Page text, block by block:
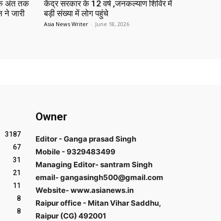
के अंत तक
ने जारी
केंद्र सरकार के 12 वर्ष ,जनकल्याण शिविर में
बड़ी संख्या में लोग पहुंचे
Asia News Writer - June 18, 2026
3187
67
31
21
11
8
8
Owner
Editor - Ganga prasad Singh
Mobile - 9329483499
Managing Editor- santram Singh
email- gangasingh500@gmail.com
Website- www.asianews.in
Raipur office - Mitan Vihar Saddhu,
Raipur (CG) 492001